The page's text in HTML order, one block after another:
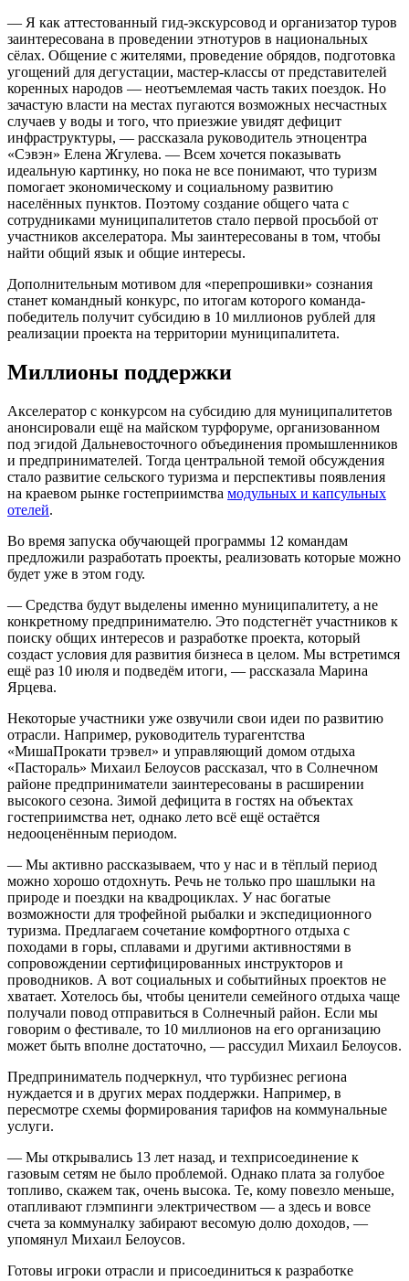
— Я как аттестованный гид-экскурсовод и организатор туров
заинтересована в проведении этнотуров в национальных
сёлах. Общение с жителями, проведение обрядов, подготовка
угощений для дегустации, мастер-классы от представителей
коренных народов — неотъемлемая часть таких поездок. Но
зачастую власти на местах пугаются возможных несчастных
случаев у воды и того, что приезжие увидят дефицит
инфраструктуры, — рассказала руководитель этноцентра
«Сэвэн» Елена Жгулева. — Всем хочется показывать
идеальную картинку, но пока не все понимают, что туризм
помогает экономическому и социальному развитию
населённых пунктов. Поэтому создание общего чата с
сотрудниками муниципалитетов стало первой просьбой от
участников акселератора. Мы заинтересованы в том, чтобы
найти общий язык и общие интересы.
Дополнительным мотивом для «перепрошивки» сознания
станет командный конкурс, по итогам которого команда-
победитель получит субсидию в 10 миллионов рублей для
реализации проекта на территории муниципалитета.
Миллионы поддержки
Акселератор с конкурсом на субсидию для муниципалитетов
анонсировали ещё на майском турфоруме, организованном
под эгидой Дальневосточного объединения промышленников
и предпринимателей. Тогда центральной темой обсуждения
стало развитие сельского туризма и перспективы появления
на краевом рынке гостеприимства модульных и капсульных
отелей.
Во время запуска обучающей программы 12 командам
предложили разработать проекты, реализовать которые можно
будет уже в этом году.
— Средства будут выделены именно муниципалитету, а не
конкретному предпринимателю. Это подстегнёт участников к
поиску общих интересов и разработке проекта, который
создаст условия для развития бизнеса в целом. Мы встретимся
ещё раз 10 июля и подведём итоги, — рассказала Марина
Ярцева.
Некоторые участники уже озвучили свои идеи по развитию
отрасли. Например, руководитель турагентства
«МишаПрокати трэвел» и управляющий домом отдыха
«Пастораль» Михаил Белоусов рассказал, что в Солнечном
районе предприниматели заинтересованы в расширении
высокого сезона. Зимой дефицита в гостях на объектах
гостеприимства нет, однако лето всё ещё остаётся
недооценённым периодом.
— Мы активно рассказываем, что у нас и в тёплый период
можно хорошо отдохнуть. Речь не только про шашлыки на
природе и поездки на квадроциклах. У нас богатые
возможности для трофейной рыбалки и экспедиционного
туризма. Предлагаем сочетание комфортного отдыха с
походами в горы, сплавами и другими активностями в
сопровождении сертифицированных инструкторов и
проводников. А вот социальных и событийных проектов не
хватает. Хотелось бы, чтобы ценители семейного отдыха чаще
получали повод отправиться в Солнечный район. Если мы
говорим о фестивале, то 10 миллионов на его организацию
может быть вполне достаточно, — рассудил Михаил Белоусов.
Предприниматель подчеркнул, что турбизнес региона
нуждается и в других мерах поддержки. Например, в
пересмотре схемы формирования тарифов на коммунальные
услуги.
— Мы открывались 13 лет назад, и техприсоединение к
газовым сетям не было проблемой. Однако плата за голубое
топливо, скажем так, очень высока. Те, кому повезло меньше,
отапливают глэмпинги электричеством — а здесь и вовсе
счета за коммуналку забирают весомую долю доходов, —
упомянул Михаил Белоусов.
Готовы игроки отрасли и присоединиться к разработке